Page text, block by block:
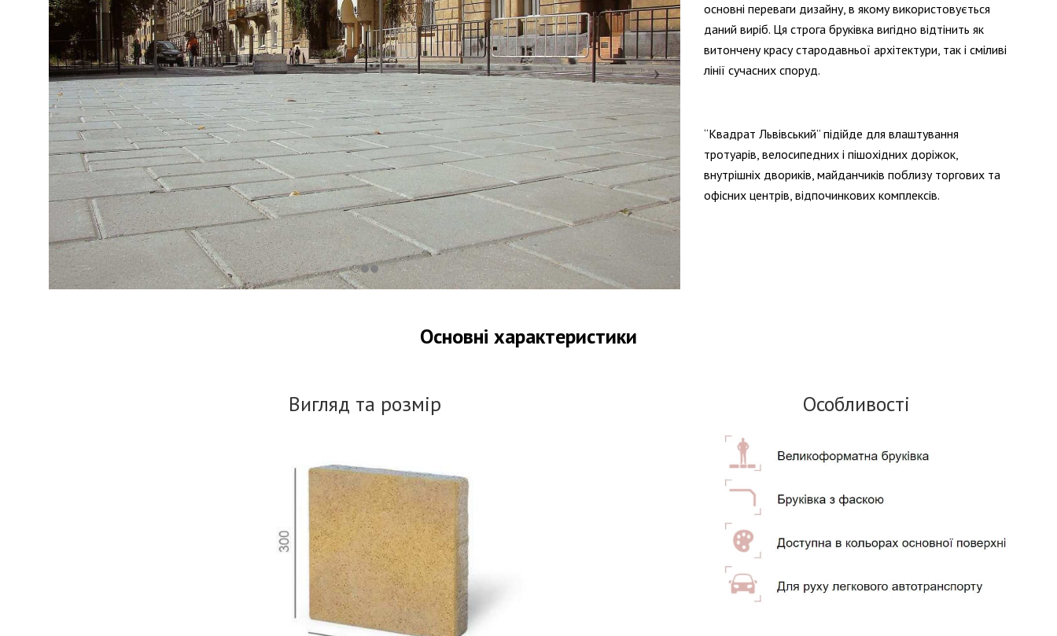
основні переваги дизайну, в якому використовується
даний виріб. Ця строга бруківка вигідно відтінить як
витончену красу стародавньої архітектури, так і сміливі
лінії сучасних споруд.
“Квадрат Львівський” підійде для влаштування
тротуарів, велосипедних і пішохідних доріжок,
внутрішніх двориків, майданчиків поблизу торгових та
офісних центрів, відпочинкових комплексів.
Основні характеристики
Вигляд та розмір Особливості